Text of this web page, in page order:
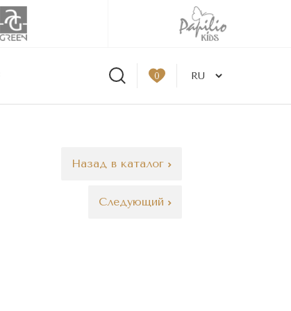
0
Назад в каталог
Следующий